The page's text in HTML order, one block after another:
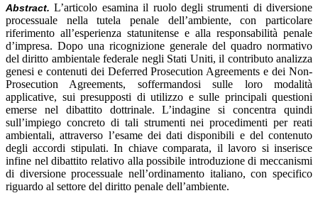
Abstract.L’articolo esamina il ruolo degli strumenti di diversione
processuale nella tutela penale dell’ambiente, con particolare
riferimento all’esperienza statunitense e alla responsabilità penale
d’impresa. Dopo una ricognizione generale del quadro normativo
del diritto ambientale federale negli Stati Uniti, il contributo analizza
genesi e contenuti dei Deferred Prosecution Agreements e dei Non-
Prosecution Agreements, soffermandosi sulle loro modalità
applicative, sui presupposti di utilizzo e sulle principali questioni
emerse nel dibattito dottrinale. L’indagine si concentra quindi
sull’impiego concreto di tali strumenti nei procedimenti per reati
ambientali, attraverso l’esame dei dati disponibili e del contenuto
degli accordi stipulati. In chiave comparata, il lavoro si inserisce
infine nel dibattito relativo alla possibile introduzione di meccanismi
di diversione processuale nell’ordinamento italiano, con specifico
riguardo al settore del diritto penale dell’ambiente.